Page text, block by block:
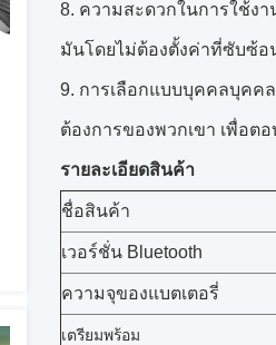
ความสะดวกในการใช้ง
มันโดยไม่ต้องตั้งค่าที่ซับซ้อ
การเลือกแบบบุคคลบุคค
ต้องการของพวกเขา เพื่อ
รายละเอียดสินค้า
ชื่อสินค้า
เวอร์ชั่น Bluetooth
ความจุของแบตเตอรี่
เตรียมพร้อม